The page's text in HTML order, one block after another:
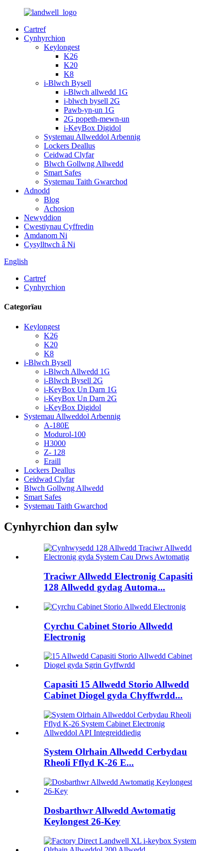
Cartref
Cynhyrchion
Keylongest
K26
K20
K8
i-Blwch Bysell
i-Blwch allwedd 1G
i-blwch bysell 2G
Pawb-yn-un 1G
2G popeth-mewn-un
i-KeyBox Digidol
Systemau Allweddol Arbennig
Lockers Deallus
Ceidwad Clyfar
Blwch Gollwng Allwedd
Smart Safes
Systemau Taith Gwarchod
Adnodd
Blog
Achosion
Newyddion
Cwestiynau Cyffredin
Amdanom Ni
Cysylltwch â Ni
English
Cartref
Cynhyrchion
Categorïau
Keylongest
K26
K20
K8
i-Blwch Bysell
i-Blwch Allwedd 1G
i-Blwch Bysell 2G
i-KeyBox Un Darn 1G
i-KeyBox Un Darn 2G
i-KeyBox Digidol
Systemau Allweddol Arbennig
A-180E
Modurol-100
H3000
Z- 128
Eraill
Lockers Deallus
Ceidwad Clyfar
Blwch Gollwng Allwedd
Smart Safes
Systemau Taith Gwarchod
Cynhyrchion dan sylw
Traciwr Allwedd Electronig Capasiti
128 Allwedd gydag Automa...
Cyrchu Cabinet Storio Allwedd
Electronig
Capasiti 15 Allwedd Storio Allwedd
Cabinet Diogel gyda Chyffwrdd...
System Olrhain Allwedd Cerbydau
Rheoli Fflyd K-26 E...
Dosbarthwr Allwedd Awtomatig
Keylongest 26-Key